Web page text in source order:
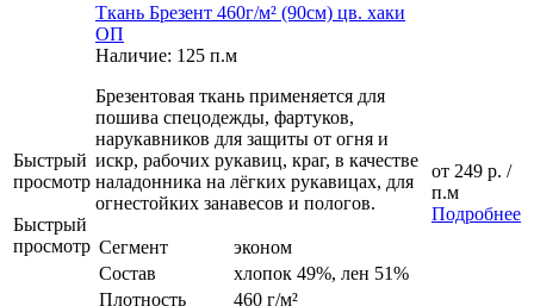
Быстрый
просмотр
Быстрый
просмотр
Ткань Брезент 460г/м² (90см) цв. хаки
ОП
Наличие: 125 п.м
Брезентовая ткань применяется для
пошива спецодежды, фартуков,
нарукавников для защиты от огня и
искр, рабочих рукавиц, краг, в качестве
наладонника на лёгких рукавицах, для
огнестойких занавесов и пологов.
Сегмент
эконом
Состав
хлопок 49%, лен 51%
Плотность
460 г/м²
от 249 р. /
п.м
Подробнее